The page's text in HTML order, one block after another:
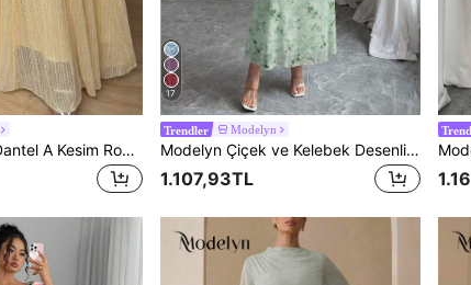
Modelyn Kadın Dantel A Kesim Romantik Zarif Etek, Bahar/Yaz Festival ve Tatil İçin
17
Trendler Modelyn
Modelyn Çiçek ve Kelebek Desenli File Asimetrik Fırfırlı Romantik Yazlık Zarif Midi Elbise Kadınlar İçin
1.107,93TL